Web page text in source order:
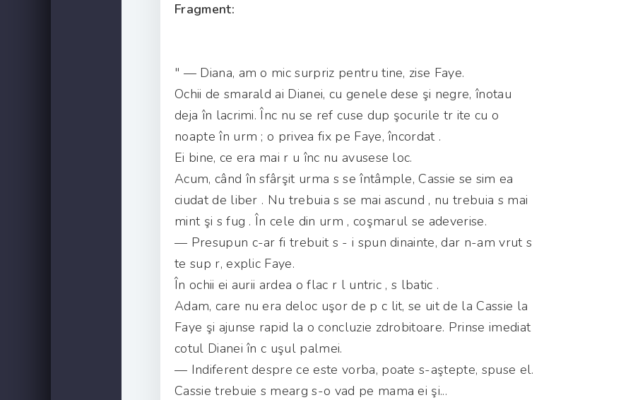
Fragment:
" — Diana, am o mic surpriz pentru tine, zise Faye.
Ochii de smarald ai Dianei, cu genele dese şi negre, înotau
deja în lacrimi. Înc nu se ref cuse dup şocurile tr ite cu o
noapte în urm ; o privea fix pe Faye, încordat .
Ei bine, ce era mai r u înc nu avusese loc.
Acum, când în sfârşit urma s se întâmple, Cassie se sim ea
ciudat de liber . Nu trebuia s se mai ascund , nu trebuia s mai
mint şi s fug . În cele din urm , coşmarul se adeverise.
— Presupun c-ar fi trebuit s - i spun dinainte, dar n-am vrut s
te sup r, explic Faye.
În ochii ei aurii ardea o flac r l untric , s lbatic .
Adam, care nu era deloc uşor de p c lit, se uit de la Cassie la
Faye şi ajunse rapid la o concluzie zdrobitoare. Prinse imediat
cotul Dianei în c uşul palmei.
— Indiferent despre ce este vorba, poate s-aştepte, spuse el.
Cassie trebuie s mearg s-o vad pe mama ei şi...